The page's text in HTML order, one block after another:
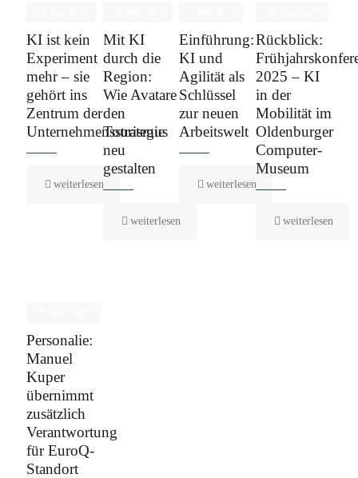
KI ist kein
Experiment
mehr – sie
gehört ins
Zentrum der
Unternehmensstrategie
weiterlesen
Mit KI
durch die
Region:
Wie Avatare
den
Tourismus
neu
gestalten
weiterlesen
Einführung:
KI und
Agilität als
Schlüssel
zur neuen
Arbeitswelt
weiterlesen
Rückblick:
2025 – KI
in der
Mobilität im
Oldenburger
Computer-
Museum
weiterlesen
Personalie:
Manuel
Kuper
übernimmt
zusätzlich
Verantwortung
für EuroQ-
Standort